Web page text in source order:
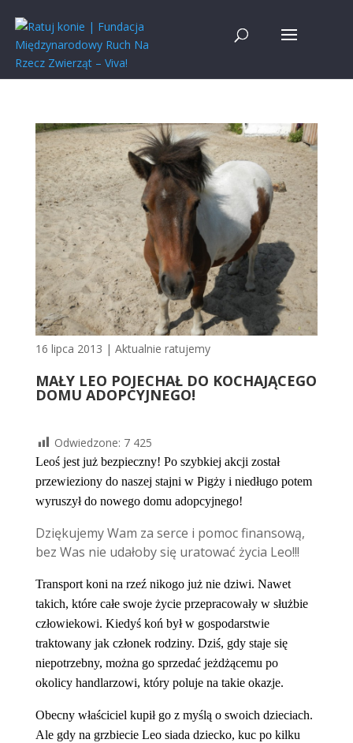
16 lipca 2013 | Aktualnie ratujemy
MAŁY LEO POJECHAŁ DO KOCHAJĄCEGO
DOMU ADOPCYJNEGO!
Odwiedzone: 7 425
Leoś jest już bezpieczny! Po szybkiej akcji został
przewieziony do naszej stajni w Pigży i niedługo potem
wyruszył do nowego domu adopcyjnego!
Dziękujemy Wam za serce i pomoc finansową,
bez Was nie udałoby się uratować życia Leo!!!
Transport koni na rzeź nikogo już nie dziwi. Nawet
takich, które całe swoje życie przepracowały w służbie
człowiekowi. Kiedyś koń był w gospodarstwie
traktowany jak członek rodziny. Dziś, gdy staje się
niepotrzebny, można go sprzedać jeżdżącemu po
okolicy handlarzowi, który poluje na takie okazje.
Obecny właściciel kupił go zmyślą o swoich dzieciach.
Ale gdy na grzbiecie Leo siada dziecko, kuc po kilku